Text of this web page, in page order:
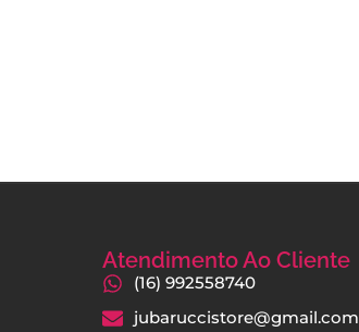
Atendimento Ao Cliente
(16) 992558740
jubaruccistore@gmail.com